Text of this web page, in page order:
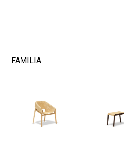
FAMILIA